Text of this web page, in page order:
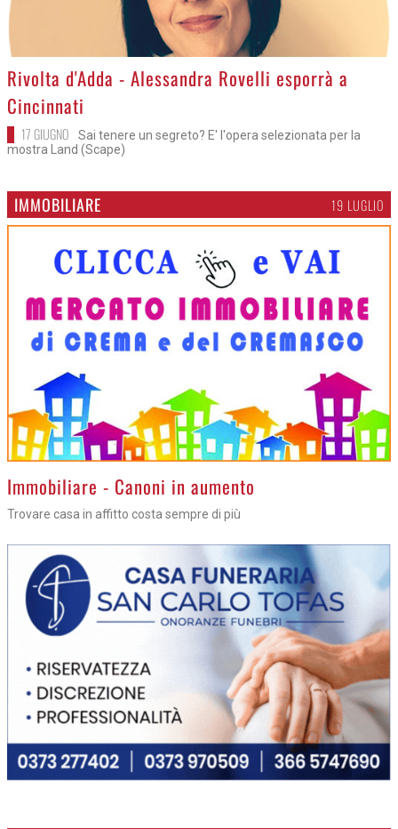
>
Rivolta d'Adda - Alessandra Rovelli esporrà a
Cincinnati
17 GIUGNO
Sai tenere un segreto? E' l'opera selezionata per la
mostra Land (Scape)
IMMOBILIARE 19 LUGLIO
>Immobiliare - Canoni in aumento
Trovare casa in affitto costa sempre di più